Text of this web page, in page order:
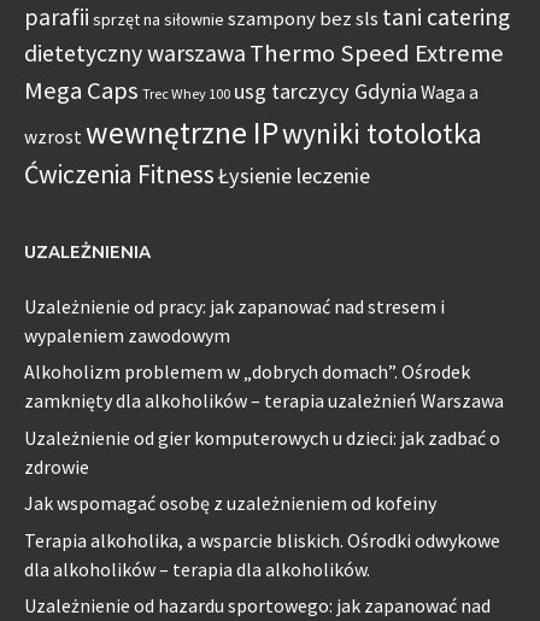
parafii sprzęt na siłownie szampony bez sls tani catering
dietetyczny warszawa Thermo Speed Extreme
Mega Caps Trec Whey 100 usg tarczycy Gdynia Waga a
wzrost wewnętrzne IPwyniki totolotka
Ćwiczenia FitnessŁysienie leczenie
UZALEŻNIENIA
Uzależnienie od pracy: jak zapanować nad stresem i
wypaleniem zawodowym
Alkoholizm problemem w „dobrych domach”. Ośrodek
zamknięty dla alkoholików – terapia uzależnień Warszawa
Uzależnienie od gier komputerowych u dzieci: jak zadbać o
zdrowie
Jak wspomagać osobę z uzależnieniem od kofeiny
Terapia alkoholika, a wsparcie bliskich. Ośrodki odwykowe
dla alkoholików – terapia dla alkoholików.
Uzależnienie od hazardu sportowego: jak zapanować nad